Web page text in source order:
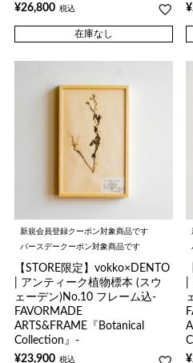
¥26,800 税込
在庫なし
¥
新規会員登録クーポン対象商品です
バースデークーポン対象商品です
【STORE限定】vokko×DENTO
| アンティーク植物標本 (スウ
ェーデン)No.10 フレーム込-
FAVORMADE
ARTS&FRAME『Botanical
Collection』-
¥23,900 税込 ¥